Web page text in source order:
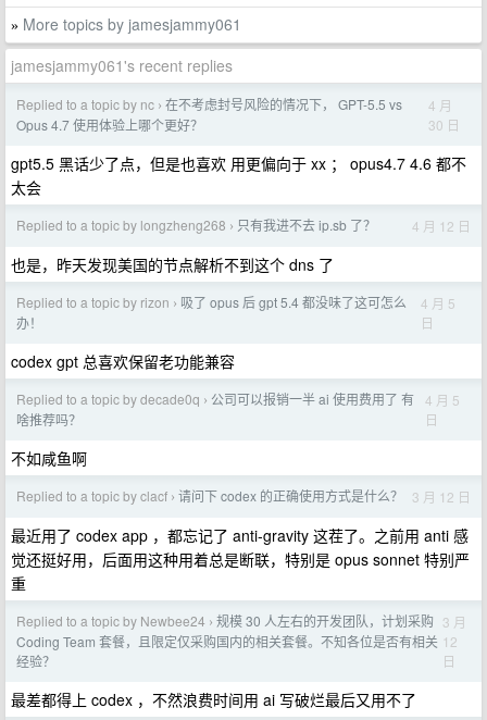
» More topics by jamesjammy061
jamesjammy061's recent replies
Replied to a topic by nc › 在不考虑封号风险的情况下， GPT-5.5 vs
Opus 4.7 使用体验上哪个更好？
4 月
30 日
gpt5.5 黑话少了点，但是也喜欢 用更偏向于 xx ； opus4.7 4.6 都不
太会
Replied to a topic by longzheng268 › 只有我进不去 ip.sb 了？ 4 月 12 日
也是，昨天发现美国的节点解析不到这个 dns 了
Replied to a topic by rizon › 吸了 opus 后 gpt 5.4 都没味了这可怎么
办！
4 月 5
日
codex gpt 总喜欢保留老功能兼容
Replied to a topic by decade0q › 公司可以报销一半 ai 使用费用了 有
啥推荐吗？
4 月 5
日
不如咸鱼啊
Replied to a topic by clacf › 请问下 codex 的正确使用方式是什么？ 3 月 12 日
最近用了 codex app ，都忘记了 anti-gravity 这茬了。之前用 anti 感
觉还挺好用，后面用这种用着总是断联，特别是 opus sonnet 特别严
重
Replied to a topic by Newbee24 › 规模 30 人左右的开发团队，计划采购
Coding Team 套餐，且限定仅采购国内的相关套餐。不知各位是否有相关
经验？
3 月
12
日
最差都得上 codex ，不然浪费时间用 ai 写破烂最后又用不了